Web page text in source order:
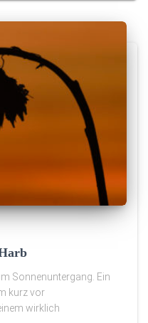
Sonnenuntergang. Ein
kurz vor
wirklich